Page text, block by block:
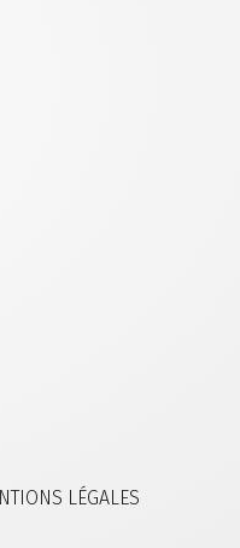
LÉGALES